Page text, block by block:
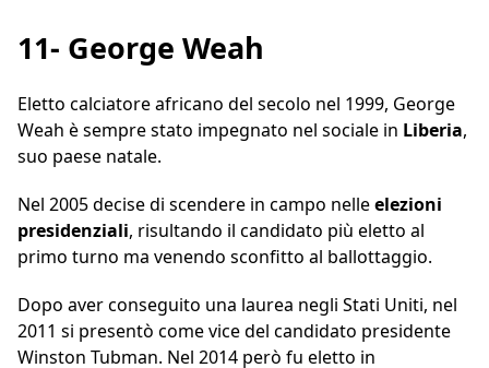
11- George Weah
Eletto calciatore africano del secolo nel 1999, George
Weah è sempre stato impegnato nel sociale in Liberia,
suo paese natale.
Nel 2005 decise di scendere in campo nelleelezioni
presidenziali, risultando il candidato più eletto al
primo turno ma venendo sconfitto al ballottaggio.
Dopo aver conseguito una laurea negli Stati Uniti, nel
2011 si presentò come vice del candidato presidente
Winston Tubman. Nel 2014 però fu eletto in